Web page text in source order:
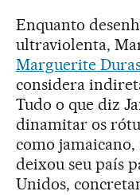
Enquanto
ultraviolenta,
Marguerite
considera
Tudo o que diz
dinamitar os
como jamaicano,
deixou seu país
Unidos,